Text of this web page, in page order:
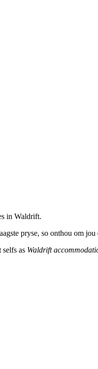
in Waldrift.
pryse, so onthou om
as Waldrift